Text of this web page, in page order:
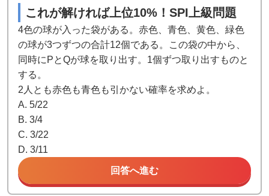
これが解ければ上位10%！SPI上級問題
4色の球が入った袋がある。赤色、青色、黄色、緑色
の球が3つずつの合計12個である。この袋の中から、
同時にPとQが球を取り出す。1個ずつ取り出すものと
する。
2人とも赤色も青色も引かない確率を求めよ。
A. 5/22
B. 3/4
C. 3/22
D. 3/11
回答へ進む